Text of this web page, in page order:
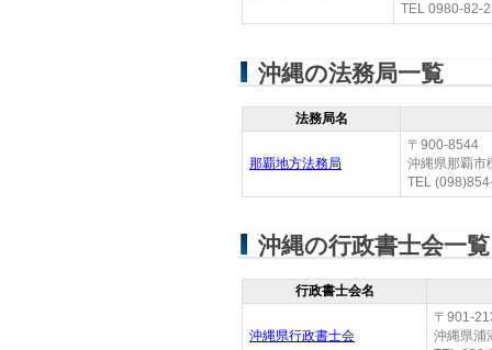
TEL 0980-82-
沖縄の法務局一覧
法務局名
那覇地方法務局
〒900-8544
沖縄県那覇市
TEL
沖縄の行政書士会一覧
行政書士会名
沖縄県行政書士会
〒901-
沖縄県浦